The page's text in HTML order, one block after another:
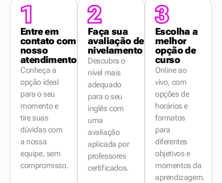
1
Entre em
contato com
nosso
atendimento
Conheça a
opção ideal
para o seu
momento e
tire suas
dúvidas com
a nossa
equipe, sem
compromisso.
2
Faça sua
avaliação de
nivelamento
Descubra o
nível mais
adequado
para o seu
inglês com
uma
avaliação
aplicada por
professores
certificados.
3
Escolha a
melhor
opção de
curso
Online ao
vivo, com
opções de
horários e
formatos
para
diferentes
objetivos e
momentos da
aprendizagem.